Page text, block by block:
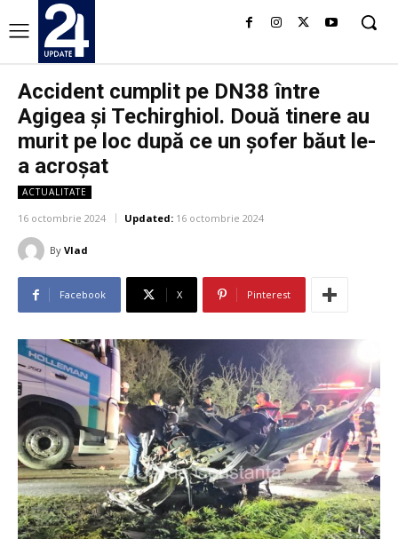
Accident cumplit pe DN38 între
Agigea și Techirghiol. Două tinere au
murit pe loc după ce un șofer băut le-
a acroșat
ACTUALITATE
16 octombrie 2024 Updated: 16 octombrie 2024
By Vlad
Facebook X Pinterest